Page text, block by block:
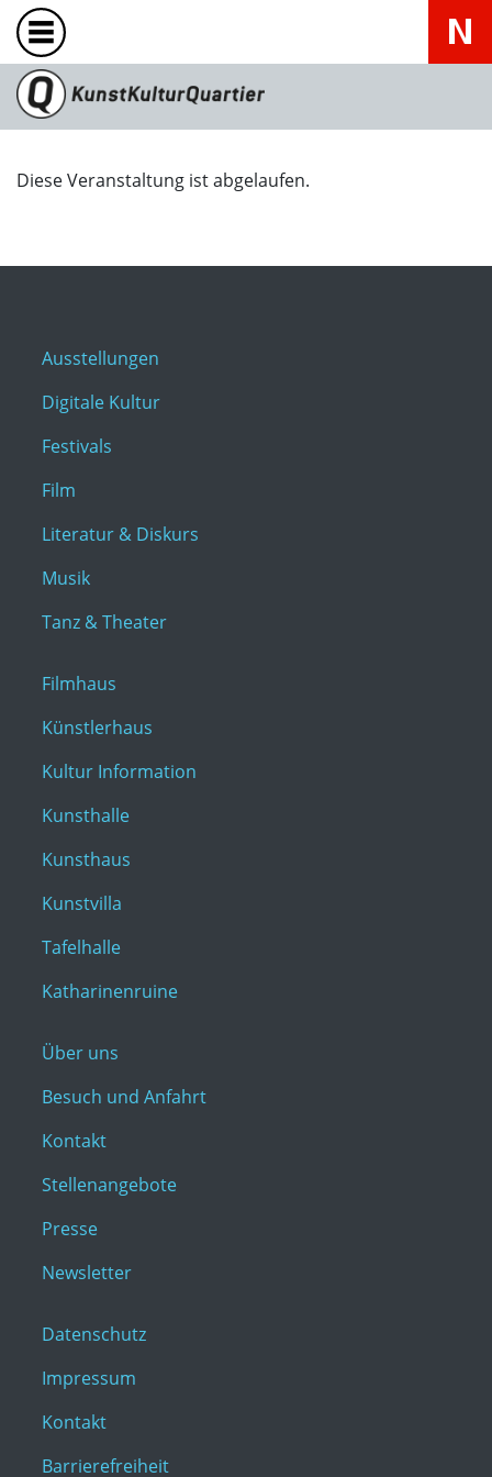
Diese Veranstaltung ist abgelaufen.
Ausstellungen
Digitale Kultur
Festivals
Film
Literatur & Diskurs
Musik
Tanz & Theater
Filmhaus
Künstlerhaus
Kultur Information
Kunsthalle
Kunsthaus
Kunstvilla
Tafelhalle
Katharinenruine
Über uns
Besuch und Anfahrt
Kontakt
Stellenangebote
Presse
Newsletter
Datenschutz
Impressum
Kontakt
Barrierefreiheit